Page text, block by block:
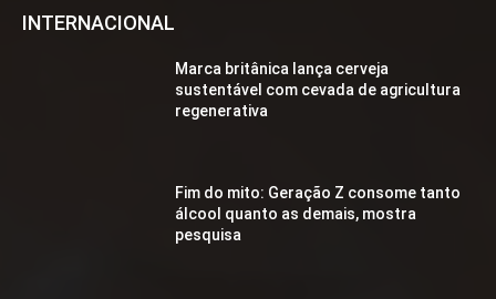
INTERNACIONAL
Marca britânica lança cerveja
sustentável com cevada de agricultura
regenerativa
Fim do mito: Geração Z consome tanto
álcool quanto as demais, mostra
pesquisa